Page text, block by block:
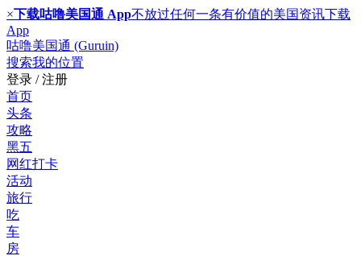
×下载咕噜美国通 App不放过任何一条有价值的美国资讯下载
App
咕噜美国通 (Guruin)
搜索我的位置
登录 / 注册
首页
头条
攻略
黑五
网红打卡
活动
旅行
吃
车
房